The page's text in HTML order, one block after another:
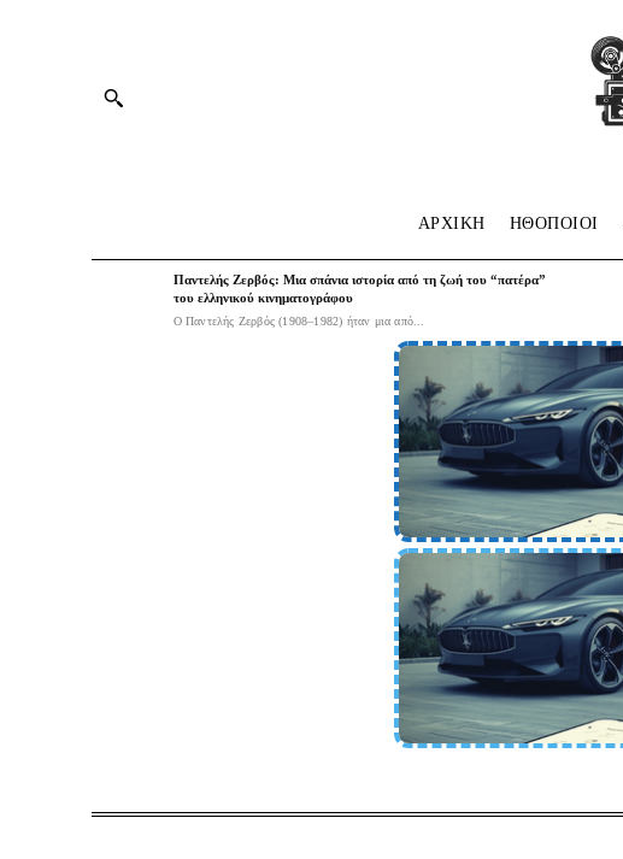
ΑΡΧΙΚΗ HΘΟΠΟΙΟΙ
Παντελής Ζερβός: Μια σπάνια ιστορία από τη ζωή του “πατέρα”
του ελληνικού κινηματογράφου
Ο Παντελής Ζερβός (1908–1982) ήταν μια από...